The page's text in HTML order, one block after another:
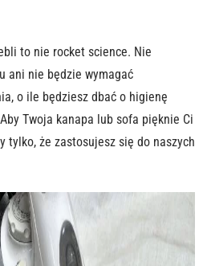
to nie rocket science. Nie
ani nie będzie wymagać
o ile będziesz dbać o higienę
Twoja kanapa lub sofa pięknie Ci
tylko, że zastosujesz się do naszych